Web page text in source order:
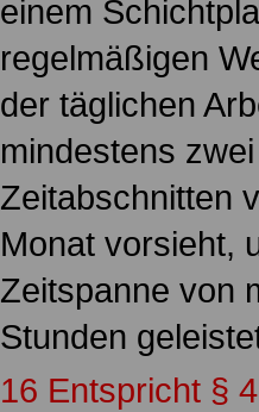
einem
regelmäßigen
der täglichen
mindestens
Zeitabschnitten
Monat vorsieht,
Zeitspanne von
Stunden
16 Entspricht §